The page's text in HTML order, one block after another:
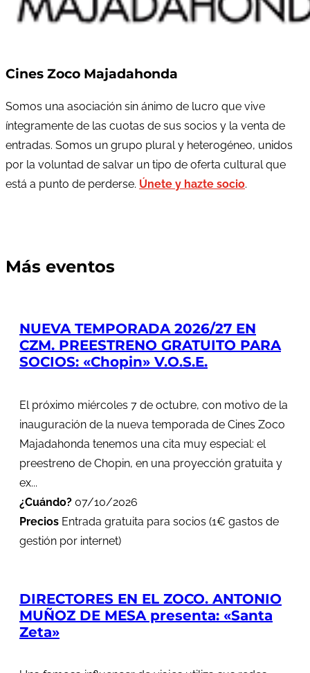
Cines Zoco Majadahonda
Somos una asociación sin ánimo de lucro que vive
íntegramente de las cuotas de sus socios y la venta de
entradas. Somos un grupo plural y heterogéneo, unidos
por la voluntad de salvar un tipo de oferta cultural que
está a punto de perderse. Únete y hazte socio.
Más eventos
NUEVA TEMPORADA 2026/27 EN
CZM. PREESTRENO GRATUITO PARA
SOCIOS: «Chopin» V.O.S.E.
El próximo miércoles 7 de octubre, con motivo de la
inauguración de la nueva temporada de Cines Zoco
Majadahonda tenemos una cita muy especial: el
preestreno de Chopin, en una proyección gratuita y
ex...
¿Cuándo? 07/10/2026
Precios Entrada gratuita para socios (1€ gastos de
gestión por internet)
DIRECTORES EN EL ZOCO. ANTONIO
MUÑOZ DE MESA presenta: «Santa
Zeta»